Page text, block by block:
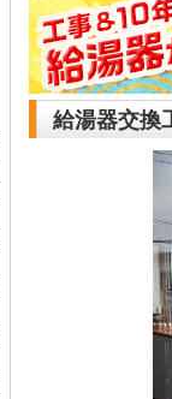
給湯器交換